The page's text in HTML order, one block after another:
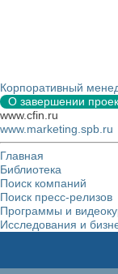
Корпоративный
О завершении
www.cfin.ru
www.marketing.spb.ru
Главная
Библиотека
Поиск компаний
Поиск пресс-релизов
Программы и
Исследования и